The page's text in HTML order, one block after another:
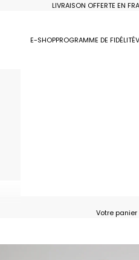
LIVRAISON OFFERTE EN
E-SHOPPROGRAMME DE FIDÉLITÉ
Votre